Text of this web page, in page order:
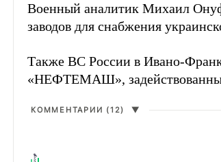
Военный аналитик Михаил
заводов для снабжения
Также ВС России в Ивано-
«НЕФТЕМАШ»,
КОММЕНТАРИИ (12) ▼